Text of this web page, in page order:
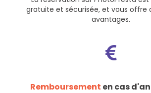
gratuite et sécurisée, et vous offre
avantages.
Remboursement en cas